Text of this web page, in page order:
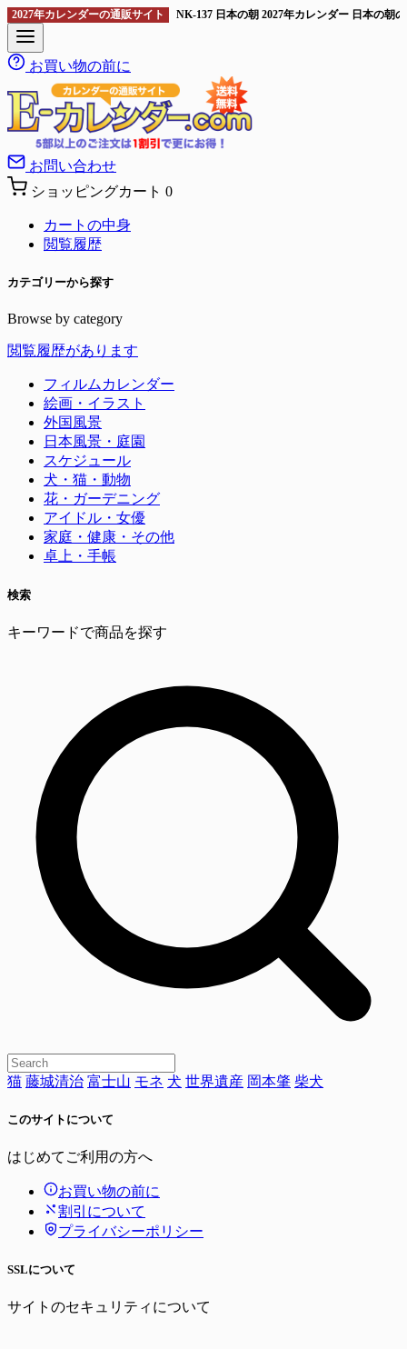
2027年カレンダーの通販サイト NK-137 日本の朝 2027年カレンダー 日本の朝
お買い物の前に
お問い合わせ
ショッピングカート 0
カートの中身
閲覧履歴
カテゴリーから探す
Browse by category
閲覧履歴があります
フィルムカレンダー
絵画・イラスト
外国風景
日本風景・庭園
スケジュール
犬・猫・動物
花・ガーデニング
アイドル・女優
家庭・健康・その他
卓上・手帳
検索
キーワードで商品を探す
猫 藤城清治 富士山 モネ 犬 世界遺産 岡本肇 柴犬
このサイトについて
はじめてご利用の方へ
お買い物の前に
割引について
プライバシーポリシー
SSLについて
サイトのセキュリティについて